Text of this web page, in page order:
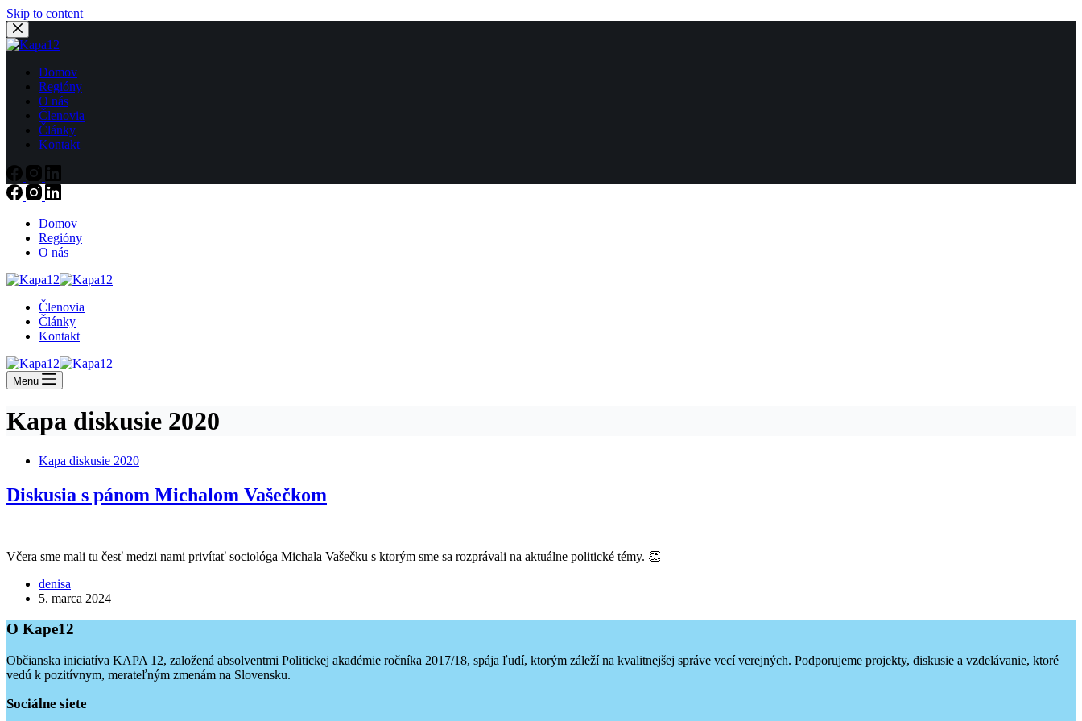
Skip to content
Domov
Regióny
O nás
Členovia
Články
Kontakt
Domov
Regióny
O nás
Členovia
Články
Kontakt
Menu
Kapa diskusie 2020
Kapa diskusie 2020
Diskusia s pánom Michalom Vašečkom
Včera sme mali tu česť medzi nami privítať sociológa Michala Vašečku s ktorým sme sa rozprávali na aktuálne politické témy. 👏
denisa
5. marca 2024
O Kape12
Občianska iniciatíva KAPA 12, založená absolventmi Politickej akadémie ročníka 2017/18, spája ľudí, ktorým záleží na kvalitnejšej správe vecí verejných. Podporujeme projekty, diskusie a vzdelávanie, ktoré
vedú k pozitívnym, merateľným zmenám na Slovensku.
Sociálne siete